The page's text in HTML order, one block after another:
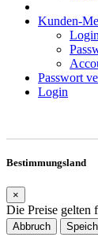
Kunden-
Login
Passwort
Login
Bestimmungsland
×
Die Preise gelten
Abbruch